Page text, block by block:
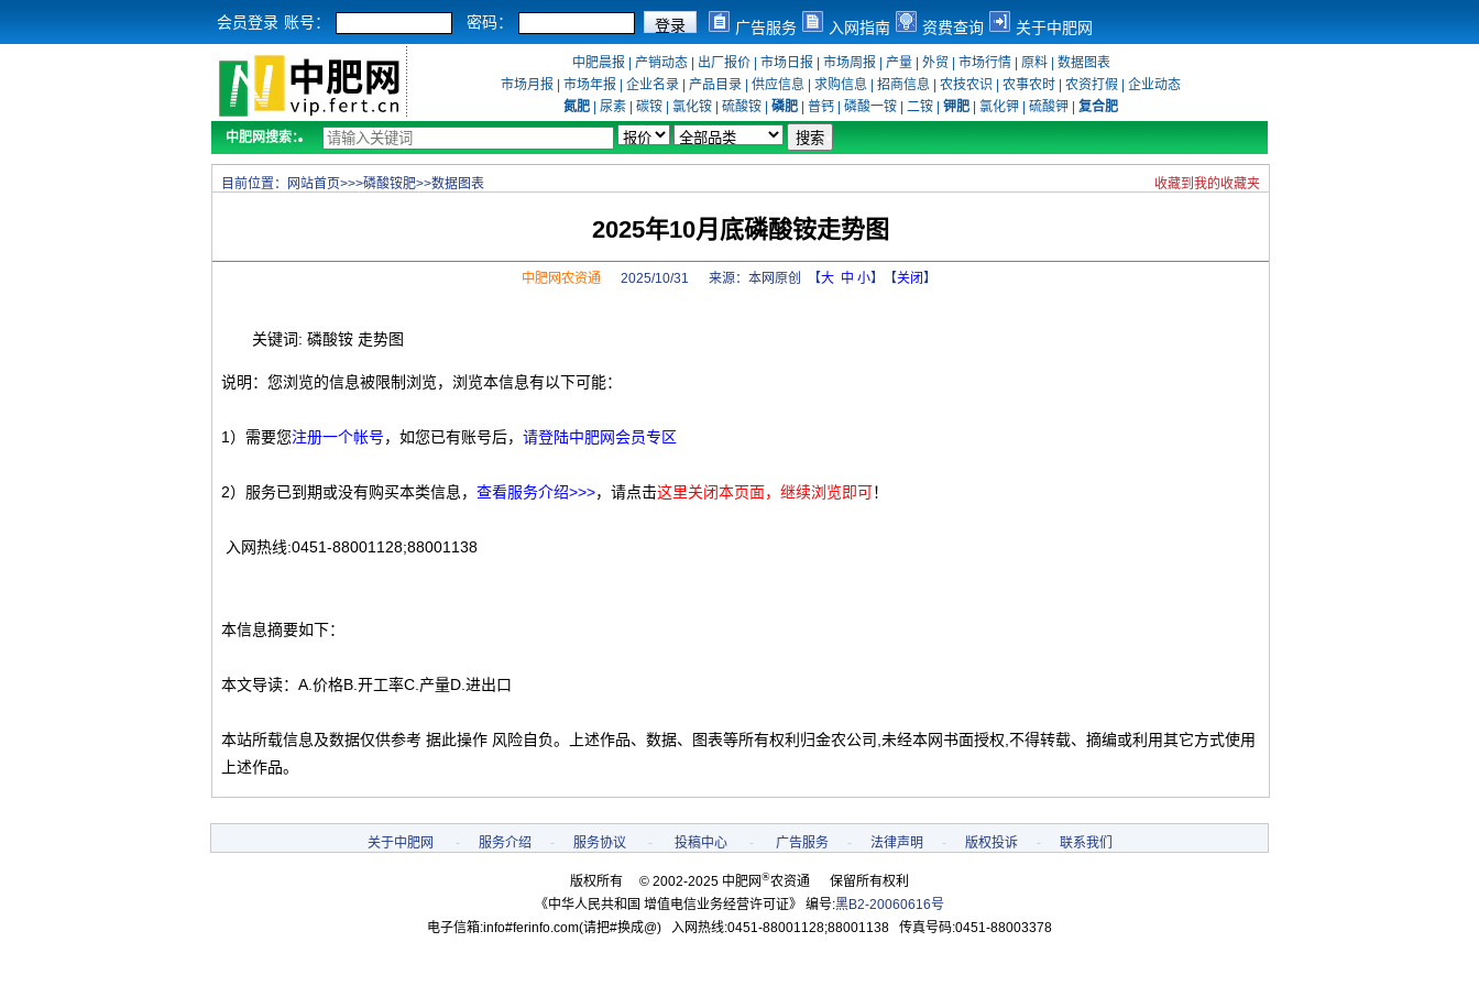
会员登录 账号： 密码： 广告服务 入网指南 资费查询 关于中肥网
中肥晨报 产销动态| 出厂报价| 市场日报 市场周报 产量| 外贸 市场行情| 原料| 数据图表
市场月报
市场年报 企业名录 产品目录 供应信息 求购信息 招商信息 农技农识 农事农时 农资打假
企业动态
氮肥
尿素 碳铵 氯化铵 硫酸铵 磷肥 普钙 磷酸一铵 二铵 钾肥 氯化钾 硫酸钾
复合肥
中肥网搜索：
目前位置： 网站首页>>>磷酸铵肥>>数据图表 收藏到我的收藏夹
2025年10月底磷酸铵走势图
中肥网农资通2025/10/31 来源： 本网原创 【大 中 小】【关闭】
关键词: 磷酸铵 走势图
说明：您浏览的信息被限制浏览，浏览本信息有以下可能：
1）需要您注册一个帐号，如您已有账号后， 请登陆中肥网会员专区
2）服务已到期或没有购买本类信息， 查看服务介绍>>>，请点击这里关闭本页面，继续浏览即可！
入网热线:0451-88001128;88001138
本信息摘要如下：
本文导读：A.价格B.开工率C.产量D.进出口
本站所载信息及数据仅供参考 据此操作 风险自负。上述作品、数据、图表等所有权利归金农公司,未经本网书面授权,不得转载、摘编或利用其它方式使用
上述作品。
关于中肥网 - 服务介绍 - 服务协议 - 投稿中心 - 广告服务 - 法律声明 - 版权投诉 - 联系我们
版权所有 © 2002-2025 中肥网®农资通 保留所有权利
《中华人民共和国 增值电信业务经营许可证》 编号:黑B2-20060616号
电子信箱:info#ferinfo.com(请把#换成@) 入网热线:0451-88001128;88001138 传真号码:0451-88003378